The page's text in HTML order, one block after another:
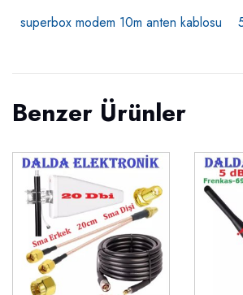
superbox modem 10m anten kablosu
Benzer Ürünler